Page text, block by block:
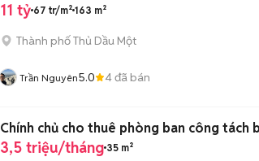
11 tỷ 67 tr/m² 163 m²
Thành phố Thủ Dầu Một
Trần Nguyên5.0 4đã bán
Chính chủ cho thuê phòng ban công tách
3,5 triệu/tháng 35 m²